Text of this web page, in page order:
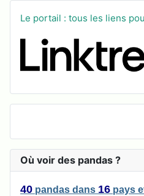
Le portail : tous les liens
Où voir des pandas ?
40 pandas dans 16 pays